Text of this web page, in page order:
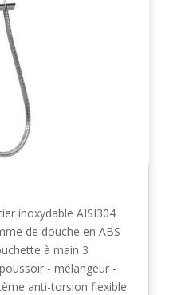
inoxydable AISI304
de douche en ABS
à main 3
- mélangeur -
anti-torsion flexible